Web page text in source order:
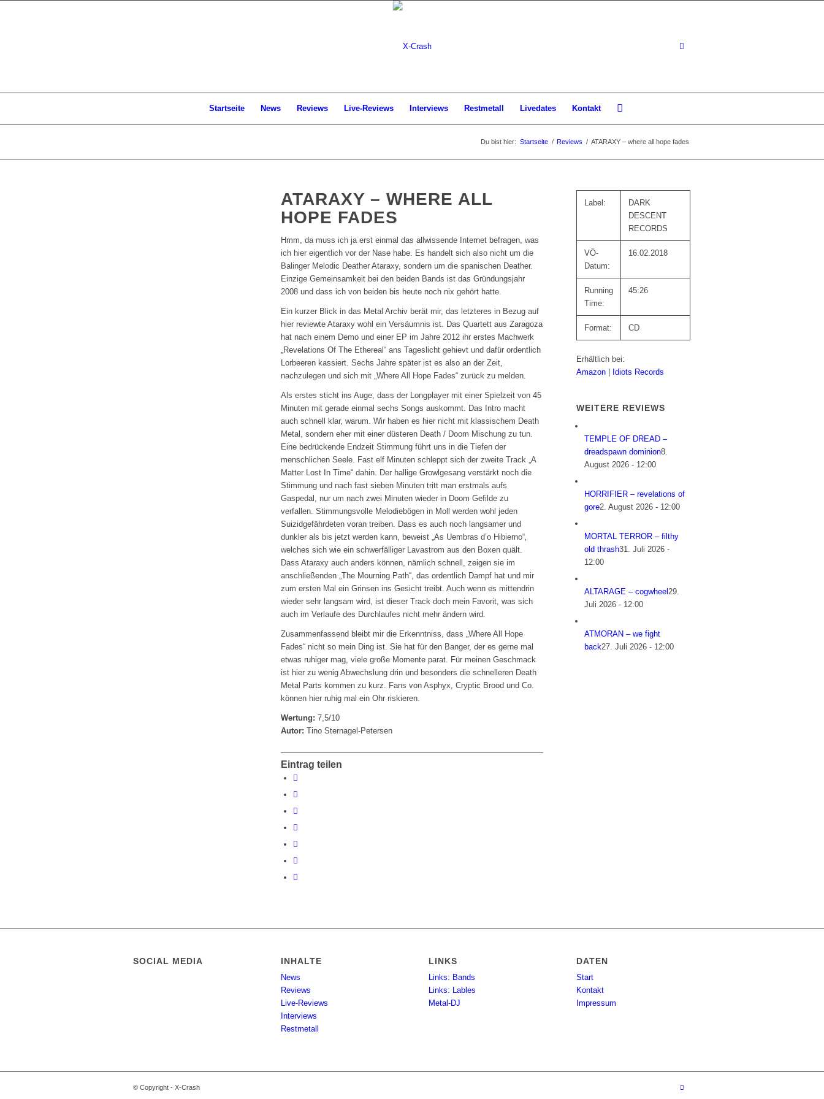
Startseite News Reviews Live-Reviews Interviews Restmetall Livedates Kontakt
Du bist hier: Startseite / Reviews / ATARAXY – where all hope fades
ATARAXY – WHERE ALL
HOPE FADES
Hmm, da muss ich ja erst einmal das allwissende Internet befragen, was
ich hier eigentlich vor der Nase habe. Es handelt sich also nicht um die
Balinger Melodic Deather Ataraxy, sondern um die spanischen Deather.
Einzige Gemeinsamkeit bei den beiden Bands ist das Gründungsjahr
2008 und dass ich von beiden bis heute noch nix gehört hatte.
Ein kurzer Blick in das Metal Archiv berät mir, das letzteres in Bezug auf
hier reviewte Ataraxy wohl ein Versäumnis ist. Das Quartett aus Zaragoza
hat nach einem Demo und einer EP im Jahre 2012 ihr erstes Machwerk
„Revelations Of The Ethereal“ ans Tageslicht gehievt und dafür ordentlich
Lorbeeren kassiert. Sechs Jahre später ist es also an der Zeit,
nachzulegen und sich mit „Where All Hope Fades“ zurück zu melden.
Als erstes sticht ins Auge, dass der Longplayer mit einer Spielzeit von 45
Minuten mit gerade einmal sechs Songs auskommt. Das Intro macht
auch schnell klar, warum. Wir haben es hier nicht mit klassischem Death
Metal, sondern eher mit einer düsteren Death / Doom Mischung zu tun.
Eine bedrückende Endzeit Stimmung führt uns in die Tiefen der
menschlichen Seele. Fast elf Minuten schleppt sich der zweite Track „A
Matter Lost In Time“ dahin. Der hallige Growlgesang verstärkt noch die
Stimmung und nach fast sieben Minuten tritt man erstmals aufs
Gaspedal, nur um nach zwei Minuten wieder in Doom Gefilde zu
verfallen. Stimmungsvolle Melodiebögen in Moll werden wohl jeden
Suizidgefährdeten voran treiben. Dass es auch noch langsamer und
dunkler als bis jetzt werden kann, beweist „As Uembras d’o Hibierno“,
welches sich wie ein schwerfälliger Lavastrom aus den Boxen quält.
Dass Ataraxy auch anders können, nämlich schnell, zeigen sie im
anschließenden „The Mourning Path“, das ordentlich Dampf hat und mir
zum ersten Mal ein Grinsen ins Gesicht treibt. Auch wenn es mittendrin
wieder sehr langsam wird, ist dieser Track doch mein Favorit, was sich
auch im Verlaufe des Durchlaufes nicht mehr ändern wird.
Zusammenfassend bleibt mir die Erkenntniss, dass „Where All Hope
Fades“ nicht so mein Ding ist. Sie hat für den Banger, der es gerne mal
etwas ruhiger mag, viele große Momente parat. Für meinen Geschmack
ist hier zu wenig Abwechslung drin und besonders die schnelleren Death
Metal Parts kommen zu kurz. Fans von Asphyx, Cryptic Brood und Co.
können hier ruhig mal ein Ohr riskieren.
Wertung: 7,5/10
Autor: Tino Sternagel-Petersen
Eintrag teilen
Label:
DARK
DESCENT
RECORDS
VÖ-
Datum:
16.02.2018
Running
Time:
45:26
Format: CD
Erhältlich bei:
Amazon
Idiots Records
WEITERE REVIEWS
TEMPLE OF DREAD –
dreadspawn dominion8.
August 2026 - 12:00
HORRIFIER – revelations of
gore2. August 2026 - 12:00
MORTAL TERROR – filthy
old thrash31. Juli 2026 -
12:00
ALTARAGE – cogwheel29.
Juli 2026 - 12:00
ATMORAN – we fight
back27. Juli 2026 - 12:00
SOCIAL MEDIA INHALTE
News
Reviews
Live-Reviews
Interviews
Restmetall
LINKS
Links: Bands
Links: Lables
Metal-DJ
DATEN
Start
Kontakt
Impressum
© Copyright - X-Crash